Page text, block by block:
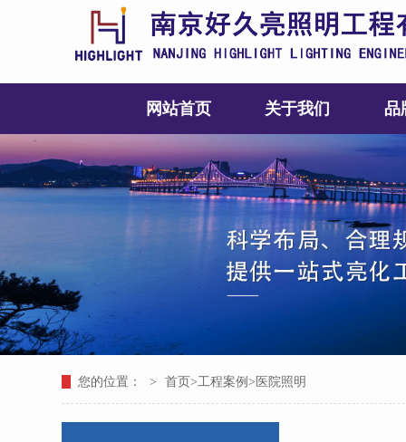
网站首页 关于我们 品
您的位置： > 首页>工程案例 > 医院照明